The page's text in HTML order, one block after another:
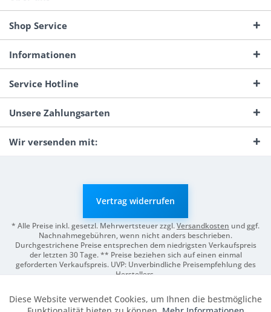
Shop Service
Informationen
Service Hotline
Unsere Zahlungsarten
Wir versenden mit:
Vertrag widerrufen
* Alle Preise inkl. gesetzl. Mehrwertsteuer zzgl.Versandkosten und ggf.
Nachnahmegebühren, wenn nicht anders beschrieben.
Durchgestrichene Preise entsprechen dem niedrigsten Verkaufspreis
der letzten 30 Tage. ** Preise beziehen sich auf einen einmal
geforderten Verkaufspreis. UVP: Unverbindliche Preisempfehlung des
Herstellers.
Funktionale Aktiv
Diese Website verwendet Cookies, um Ihnen die bestmögliche